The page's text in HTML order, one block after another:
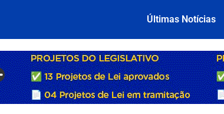
Últimas Notícias